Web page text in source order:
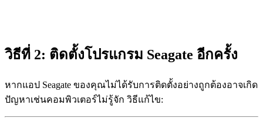
วิธีที่ 2: ติดตั้งโปรแกรม Seagate อีกครั้ง
หากแอป Seagate ของคุณไม่ได้รับการติดตั้งอย่างถูกต้องอาจเกิด
ปัญหาเช่นคอมพิวเตอร์ไม่รู้จัก วิธีแก้ไข: